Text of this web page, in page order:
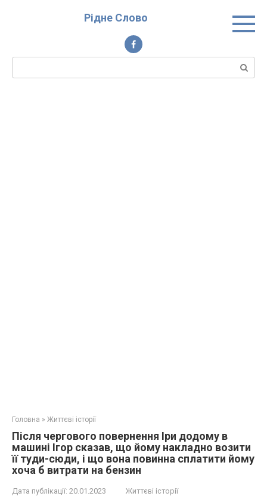
Рідне Слово
Пошук:
Головна » Життєві історії
Після чергового повернення Іри додому в
машині Ігор сказав, що йому накладно возити
її туди-сюди, і що вона повинна сплатити йому
хоча б витрати на бензин
Дата публікації: 20.01.2023 Життєві історії